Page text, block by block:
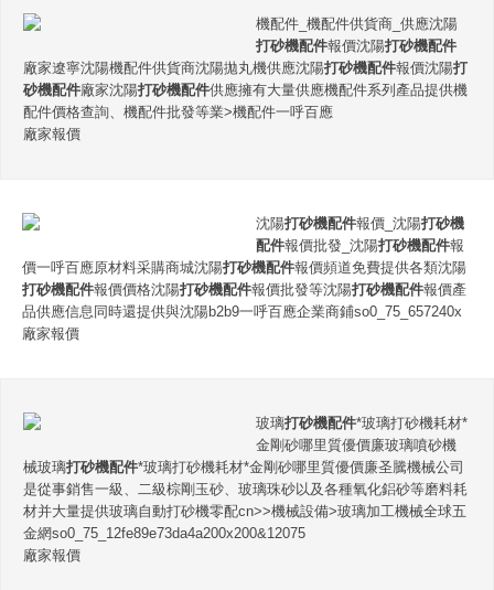
機配件_機配件供貨商_供應沈陽
打砂機配件報價沈陽打砂機配件
廠家遼寧沈陽機配件供貨商沈陽拋丸機供應沈陽打砂機配件報價沈陽打
砂機配件廠家沈陽打砂機配件供應擁有大量供應機配件系列產品提供機
配件價格查詢、機配件批發等業>機配件一呼百應
廠家報價
沈陽打砂機配件報價_沈陽打砂機
配件報價批發_沈陽打砂機配件報
價一呼百應原材料采購商城沈陽打砂機配件報價頻道免費提供各類沈陽
打砂機配件報價價格沈陽打砂機配件報價批發等沈陽打砂機配件報價產
品供應信息同時還提供與沈陽b2b9一呼百應企業商鋪so0_75_657240x
廠家報價
玻璃打砂機配件*玻璃打砂機耗材*
金剛砂哪里質優價廉玻璃噴砂機
械玻璃打砂機配件*玻璃打砂機耗材*金剛砂哪里質優價廉圣騰機械公司
是從事銷售一級、二級棕剛玉砂、玻璃珠砂以及各種氧化鋁砂等磨料耗
材并大量提供玻璃自動打砂機零配cn>>機械設備>玻璃加工機械全球五
金網so0_75_12fe89e73da4a200x200&12075
廠家報價